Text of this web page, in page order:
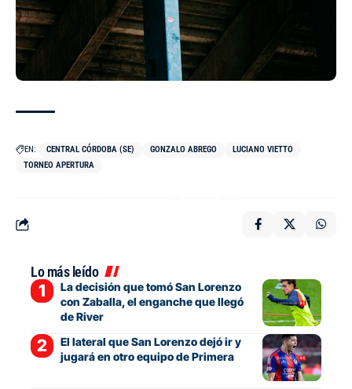
EN: CENTRAL CÓRDOBA (SE) GONZALO ABREGO
LUCIANO VIETTO
TORNEO APERTURA
Lo más leído
La decisión que tomó San Lorenzo
con Zaballa, el enganche que llegó
de River
El lateral que San Lorenzo dejó ir y
jugará en otro equipo de Primera